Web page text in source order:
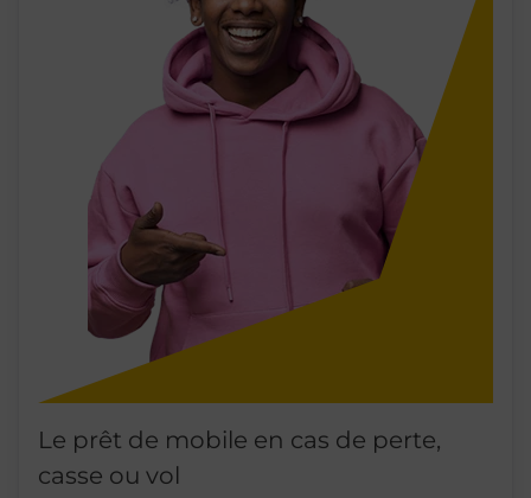
Le prêt de mobile en cas de perte,
casse ou vol